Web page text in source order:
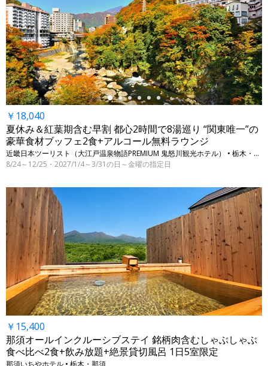
←
￥18,040
夏休み＆紅葉期含む早割 都心2時間で8湯巡り “関東唯一”の
豪華食材ブッフェ2食+アルコール無料ラウンジ
近畿日本ツーリスト（大江戸温泉物語PREMIUM 鬼怒川観光ホテル） • 栃木・日光（鬼怒川温泉）
8/24～12/25・2027/1/4～3/31の日～金曜の指定日
￥15,400
那須オールインクルーシブステイ 銘柄肉含むしゃぶしゃぶ
食べ比べ2食+飲み放題+絶景貸切風呂 1日5室限定